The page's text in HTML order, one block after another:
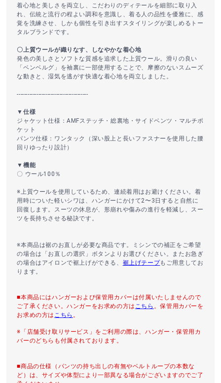
着心地と美しさを両立し、こだわりのディテールを細部に取り入
れ、伝統と流行の程よい調和を意識し、着る人の品性を優雅に、感
覚を洗練させ、しかも個性を引き出すスタイリングが楽しめるトー
タルブランドです。
〇上質ウールが織りなす、しなやかな着心地
発色の美しさとソフトな質感を追求した上質ウール。滑りの良い
「ベンベルグ」を袖裏に一部使用することで、摩擦のないスムーズ
な動きと、湿気を逃がす快適な着心地を両立しました。
----------------------------------------
▼仕様
ジャケット仕様：AMFステッチ・総裏地・サイドベンツ・マルチポ
ケット
パンツ仕様：ワンタック（深い股上と長いファスナーを使用した腰
回りゆったり設計）
▼機能
〇 ウール100％
※上質ウールを使用しているため、連続着用はお避けください。着
用時についた軽いシワは、ハンガーにかけて2〜3日すると自然に
回復します。スーツの休息が、形崩れや傷みの進行を軽減し、スー
ツを長持ちさせる秘訣です。
※本商品は裾のお直しが必要な商品です。ミシンでの補正をご希望
の場合は「お直しの選択」ボタンよりお選びください。またお急ぎ
の場合はアイロンで裾上げができる、 裾上げテープもご用意してお
ります。
■本商品にはハンガーおよび保管用カバーは付属いたしませんので
ご了承ください。ハンガーをお求めの方は こちら 。保管用カバーを
お求めの方は こちら 。
※「店舗受け取りサービス」をご利用の際は、ハンガー・保管用カ
バーのどちらも付属されております。
■商品の仕様（パンツの持ち出しの有無やベルトループの本数な
ど）は、サイズや体型により一部異なる場合がございますのでご了